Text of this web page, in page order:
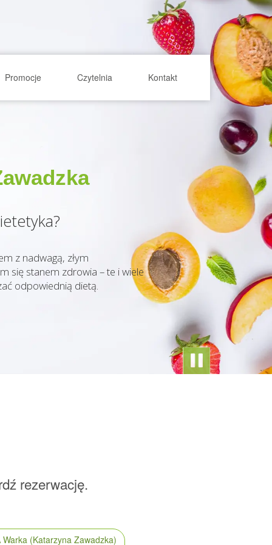
Promocje Czytelnia Kontakt
z nadwagą, złym
się stanem zdrowia – te i wiele
odpowiednią dietą.
KZAWADZ402
rezerwację.
Warka (Katarzyna Zawadzka)